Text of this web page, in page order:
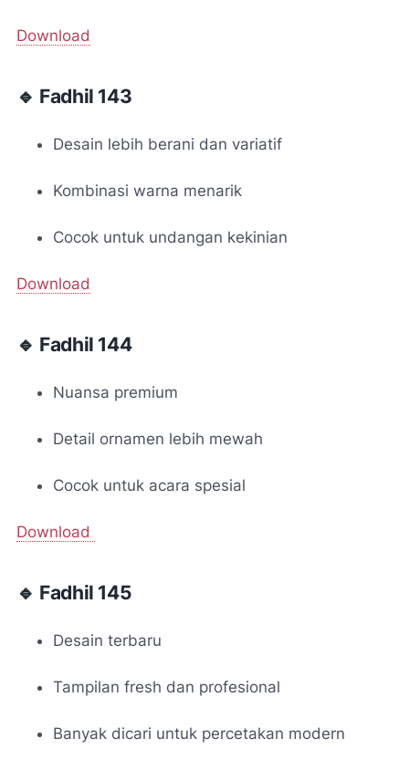
Download
🔹 Fadhil 143
Desain lebih berani dan variatif
Kombinasi warna menarik
Cocok untuk undangan kekinian
Download
🔹 Fadhil 144
Nuansa premium
Detail ornamen lebih mewah
Cocok untuk acara spesial
Download
🔹 Fadhil 145
Desain terbaru
Tampilan fresh dan profesional
Banyak dicari untuk percetakan modern